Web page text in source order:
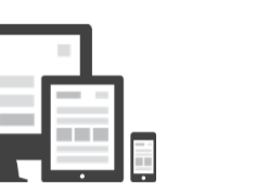
savez peut-être pas sur
méconnues d’une des grandes